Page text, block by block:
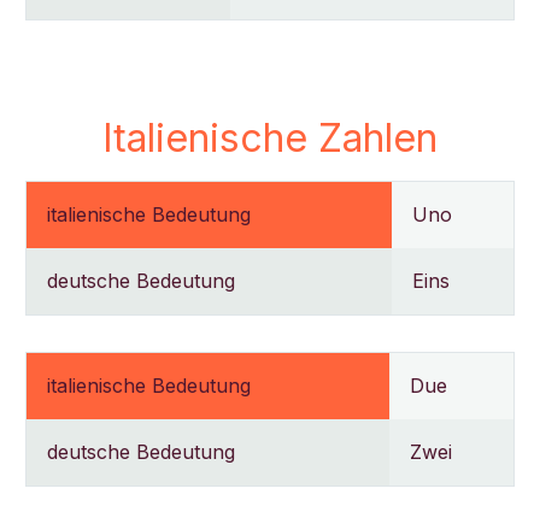
Italienische Zahlen
italienische Bedeutung Uno
deutsche Bedeutung Eins
italienische Bedeutung Due
deutsche Bedeutung Zwei